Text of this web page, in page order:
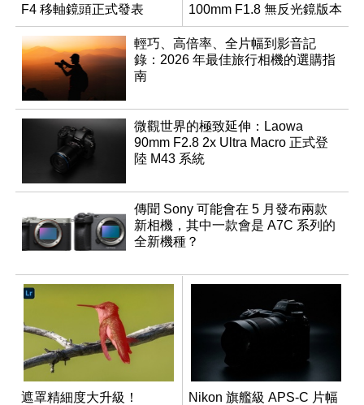
F4 移軸鏡頭正式發表
100mm F1.8 無反光鏡版本
輕巧、高倍率、全片幅到影音記
錄：2026 年最佳旅行相機的選購指
南
微觀世界的極致延伸：Laowa
90mm F2.8 2x Ultra Macro 正式登
陸 M43 系統
傳聞 Sony 可能會在 5 月發布兩款
新相機，其中一款會是 A7C 系列的
全新機種？
遮罩精細度大升級！
Nikon 旗艦級 APS-C 片幅